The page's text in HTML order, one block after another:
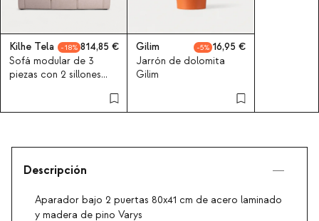
Kilhe Tela 18
814,85
Sofá modular de 3
piezas con 2 sillones
Gilim 5
16,95
Jarrón de dolomita
Gilim
Descripción
Aparador bajo 2 puertas 80x41 cm de acero laminado
y madera de pino Varys